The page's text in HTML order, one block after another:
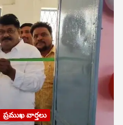
ప్రముఖ వార్తలు